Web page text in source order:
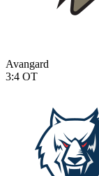
Avangard
3:4 OT